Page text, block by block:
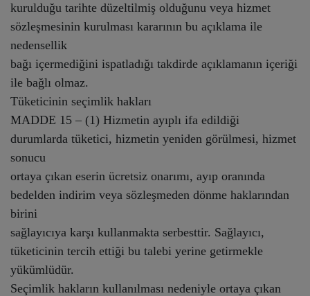
kurulduğu tarihte düzeltilmiş olduğunu veya hizmet
sözleşmesinin kurulması kararının bu açıklama ile
nedensellik
bağı içermediğini ispatladığı takdirde açıklamanın içeriği
ile bağlı olmaz.
Tüketicinin seçimlik hakları
MADDE 15 – (1) Hizmetin ayıplı ifa edildiği
durumlarda tüketici, hizmetin yeniden görülmesi, hizmet
sonucu
ortaya çıkan eserin ücretsiz onarımı, ayıp oranında
bedelden indirim veya sözleşmeden dönme haklarından
birini
sağlayıcıya karşı kullanmakta serbesttir. Sağlayıcı,
tüketicinin tercih ettiği bu talebi yerine getirmekle
yükümlüdür.
Seçimlik hakların kullanılması nedeniyle ortaya çıkan